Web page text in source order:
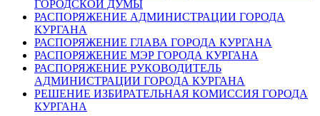
ГОРОДСКОЙ ДУМЫ
РАСПОРЯЖЕНИЕ АДМИНИСТРАЦИИ ГОРОДА
КУРГАНА
РАСПОРЯЖЕНИЕ ГЛАВА ГОРОДА КУРГАНА
РАСПОРЯЖЕНИЕ МЭР ГОРОДА КУРГАНА
РАСПОРЯЖЕНИЕ РУКОВОДИТЕЛЬ
АДМИНИСТРАЦИИ ГОРОДА КУРГАНА
РЕШЕНИЕ ИЗБИРАТЕЛЬНАЯ КОМИССИЯ ГОРОДА
КУРГАНА